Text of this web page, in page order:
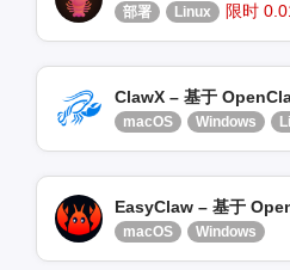
部署 Linux 限时
macOS Windows
macOS Windows